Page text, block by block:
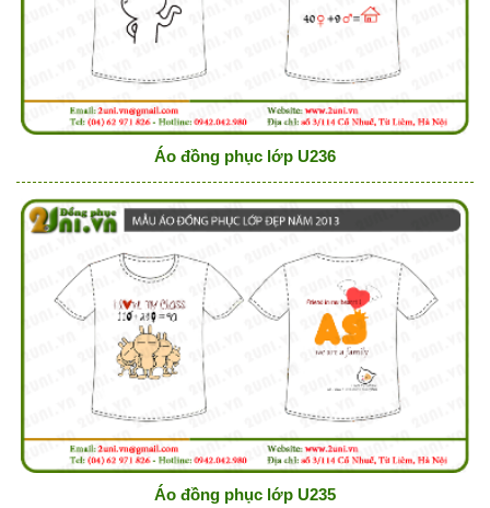
Áo đồng phục lớp U236
Áo đồng phục lớp U235